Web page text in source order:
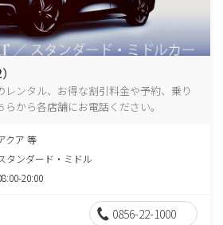
レンタル、お得な割引料金や予約、乗り
から各店舗にお電話ください。
クア 等
タンダード・ミドル
20:00
0856-22-1000